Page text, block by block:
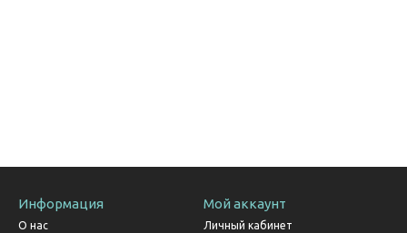
Информация
О нас
Мой аккаунт
Личный кабинет